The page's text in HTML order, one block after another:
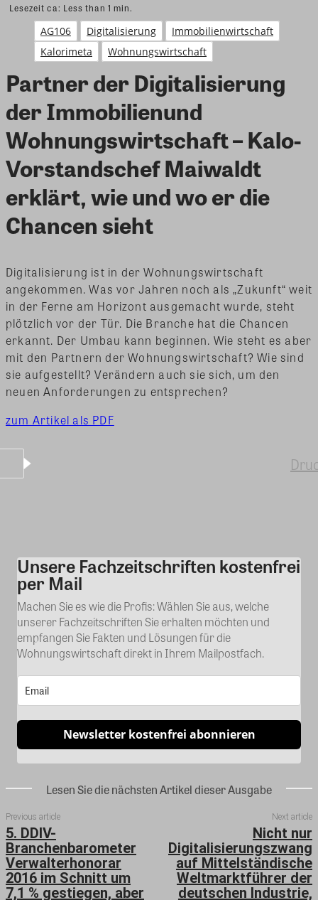
Lesezeit ca: Less than 1 min.
AG106 Digitalisierung
Immobilienwirtschaft
Kalorimeta
Wohnungswirtschaft
Partner der Digitalisierung
der Immobilienund
Wohnungswirtschaft – Kalo-
Vorstandschef Maiwaldt
erklärt, wie und wo er die
Chancen sieht
Digitalisierung ist in der Wohnungswirtschaft
angekommen. Was vor Jahren noch als „Zukunft“ weit
in der Ferne am Horizont ausgemacht wurde, steht
plötzlich vor der Tür. Die Branche hat die Chancen
erkannt. Der Umbau kann beginnen. Wie steht es aber
mit den Partnern der Wohnungswirtschaft? Wie sind
sie aufgestellt? Verändern auch sie sich, um den
neuen Anforderungen zu entsprechen?
zum Artikel als PDF
Kommentar
Unsere Fachzeitschriften kostenfrei
per Mail
Machen Sie es wie die Profis: Wählen Sie aus, welche
unserer Fachzeitschriften Sie erhalten möchten und
empfangen Sie Fakten und Lösungen für die
Wohnungswirtschaft direkt in Ihrem Mailpostfach.
Newsletter kostenfrei abonnieren
Lesen Sie die nächsten Artikel dieser Ausgabe
Previous article
5. DDIV-
Branchenbarometer
Verwalterhonorar
2016 im Schnitt um
7,1 % gestiegen, aber
Next article
Nicht nur
Digitalisierungszwang
auf Mittelständische
Weltmarktführer der
deutschen Industrie,